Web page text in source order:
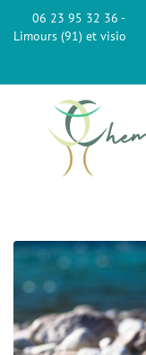
06 23 95 32 36 -
Limours (91) et visio